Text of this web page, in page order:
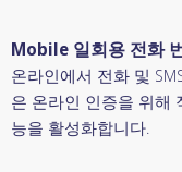
Mobile 일회용 전화
온라인에서 전화 및
은 온라인 인증을 위해
능을 활성화합니다.